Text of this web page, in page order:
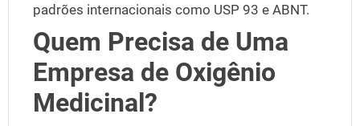
padrões internacionais como USP 93 e ABNT.
Quem Precisa de Uma
Empresa de Oxigênio
Medicinal?